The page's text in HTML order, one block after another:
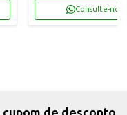
Consulte-nos